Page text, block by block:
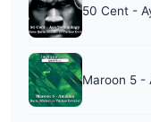
50 Cent -
Maroon 5 -